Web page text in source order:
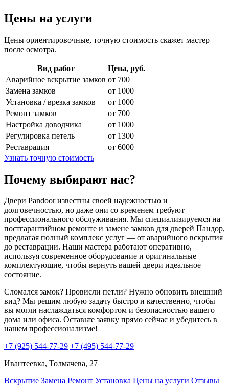
Цены на услуги
Цены ориентировочные, точную стоимость скажет мастер
после осмотра.
Вид работ
Цена, руб.
Аварийное вскрытие замков от 700
Замена замков
от 1000
Установка / врезка замков
от 1000
Ремонт замков
от 700
Настройка доводчика
от 1000
Регулировка петель
от 1300
Реставрация
от 6000
Узнать точную стоимость
Почему выбирают нас?
Двери Pandoor известны своей надежностью и
долговечностью, но даже они со временем требуют
профессионального обслуживания. Мы специализируемся на
постгарантийном ремонте и замене замков для дверей Пандор,
предлагая полный комплекс услуг — от аварийного вскрытия
до реставрации. Наши мастера работают оперативно,
используя современное оборудование и оригинальные
комплектующие, чтобы вернуть вашей двери идеальное
состояние.
Сломался замок? Провисли петли? Нужно обновить внешний
вид? Мы решим любую задачу быстро и качественно, чтобы
вы могли наслаждаться комфортом и безопасностью вашего
дома или офиса. Оставьте заявку прямо сейчас и убедитесь в
нашем профессионализме!
+7 (925) 544-77-29 +7 (495) 544-77-29
Ивантеевка, Толмачева, 27
Вскрытие Замена Ремонт Установка Цены на услуги Отзывы